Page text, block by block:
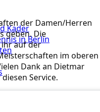
Kader
in Berlin
der Damen/Herren
geben. Die
auf der
im oberen
Dank an Dietmar
Service.